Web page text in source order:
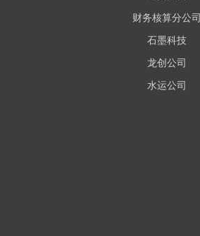
财务核算分公司
石墨科技
龙创公司
水运公司